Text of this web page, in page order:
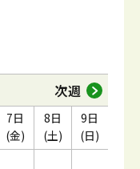
次週
7日
(金)
8日
(土)
9日
(日)